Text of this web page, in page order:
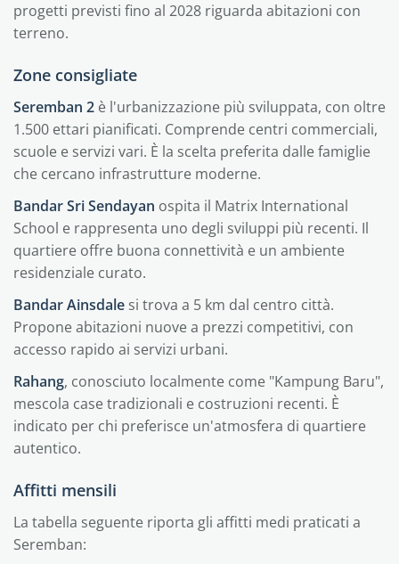
progetti previsti fino al 2028 riguarda abitazioni con
terreno.
Zone consigliate
Seremban 2 è l'urbanizzazione più sviluppata, con oltre
1.500 ettari pianificati. Comprende centri commerciali,
scuole e servizi vari. È la scelta preferita dalle famiglie
che cercano infrastrutture moderne.
Bandar Sri Sendayan ospita il Matrix International
School e rappresenta uno degli sviluppi più recenti. Il
quartiere offre buona connettività e un ambiente
residenziale curato.
Bandar Ainsdale si trova a 5 km dal centro città.
Propone abitazioni nuove a prezzi competitivi, con
accesso rapido ai servizi urbani.
Rahang, conosciuto localmente come "Kampung Baru",
mescola case tradizionali e costruzioni recenti. È
indicato per chi preferisce un'atmosfera di quartiere
autentico.
Affitti mensili
La tabella seguente riporta gli affitti medi praticati a
Seremban: